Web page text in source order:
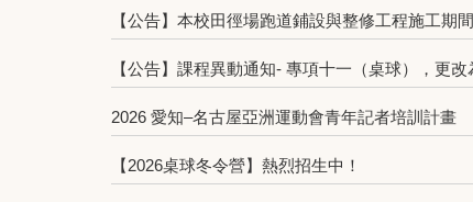
【公告】本校田徑場跑道鋪設與整修工程施工期
【公告】課程異動通知- 專項十一（桌球），更
2026 愛知–名古屋亞洲運動會青年記者培訓計畫
【2026桌球冬令營】熱烈招生中！